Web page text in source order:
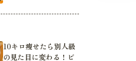
10キロ痩せたら別人級
の見た目に変わる！ビ